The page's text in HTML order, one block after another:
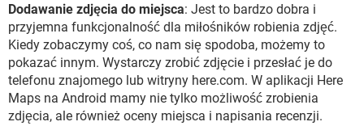
Dodawanie zdjęcia do miejsca: Jest to bardzo dobra i
przyjemna funkcjonalność dla miłośników robienia zdjęć.
Kiedy zobaczymy coś, co nam się spodoba, możemy to
pokazać innym. Wystarczy zrobić zdjęcie i przesłać je do
telefonu znajomego lub witryny here.com. W aplikacji Here
Maps na Android mamy nie tylko możliwość zrobienia
zdjęcia, ale również oceny miejsca i napisania recenzji.